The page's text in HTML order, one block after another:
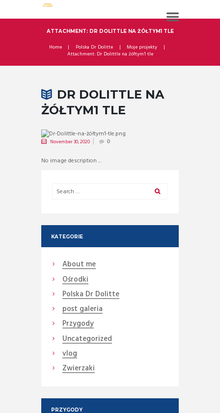
ATTACHMENT: DR DOLITTLE NA ŻÓŁTYM1 TLE
Home Polska Dr Dolitte
Moje projekty
Attachment: Dr Dolittle na żółtym1 tle
DR DOLITTLE NA
ŻÓŁTYM1 TLE
November 30, 2020 0
No image description ...
KATEGORIE
About me
Ośrodki
Polska Dr Dolitte
post galeria
Przygody
Uncategorized
vlog
Zwierzaki
PRZYGODY